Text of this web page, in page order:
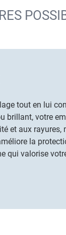
tout en lui
brillant, votre
et aux rayures,
la
qui valorise